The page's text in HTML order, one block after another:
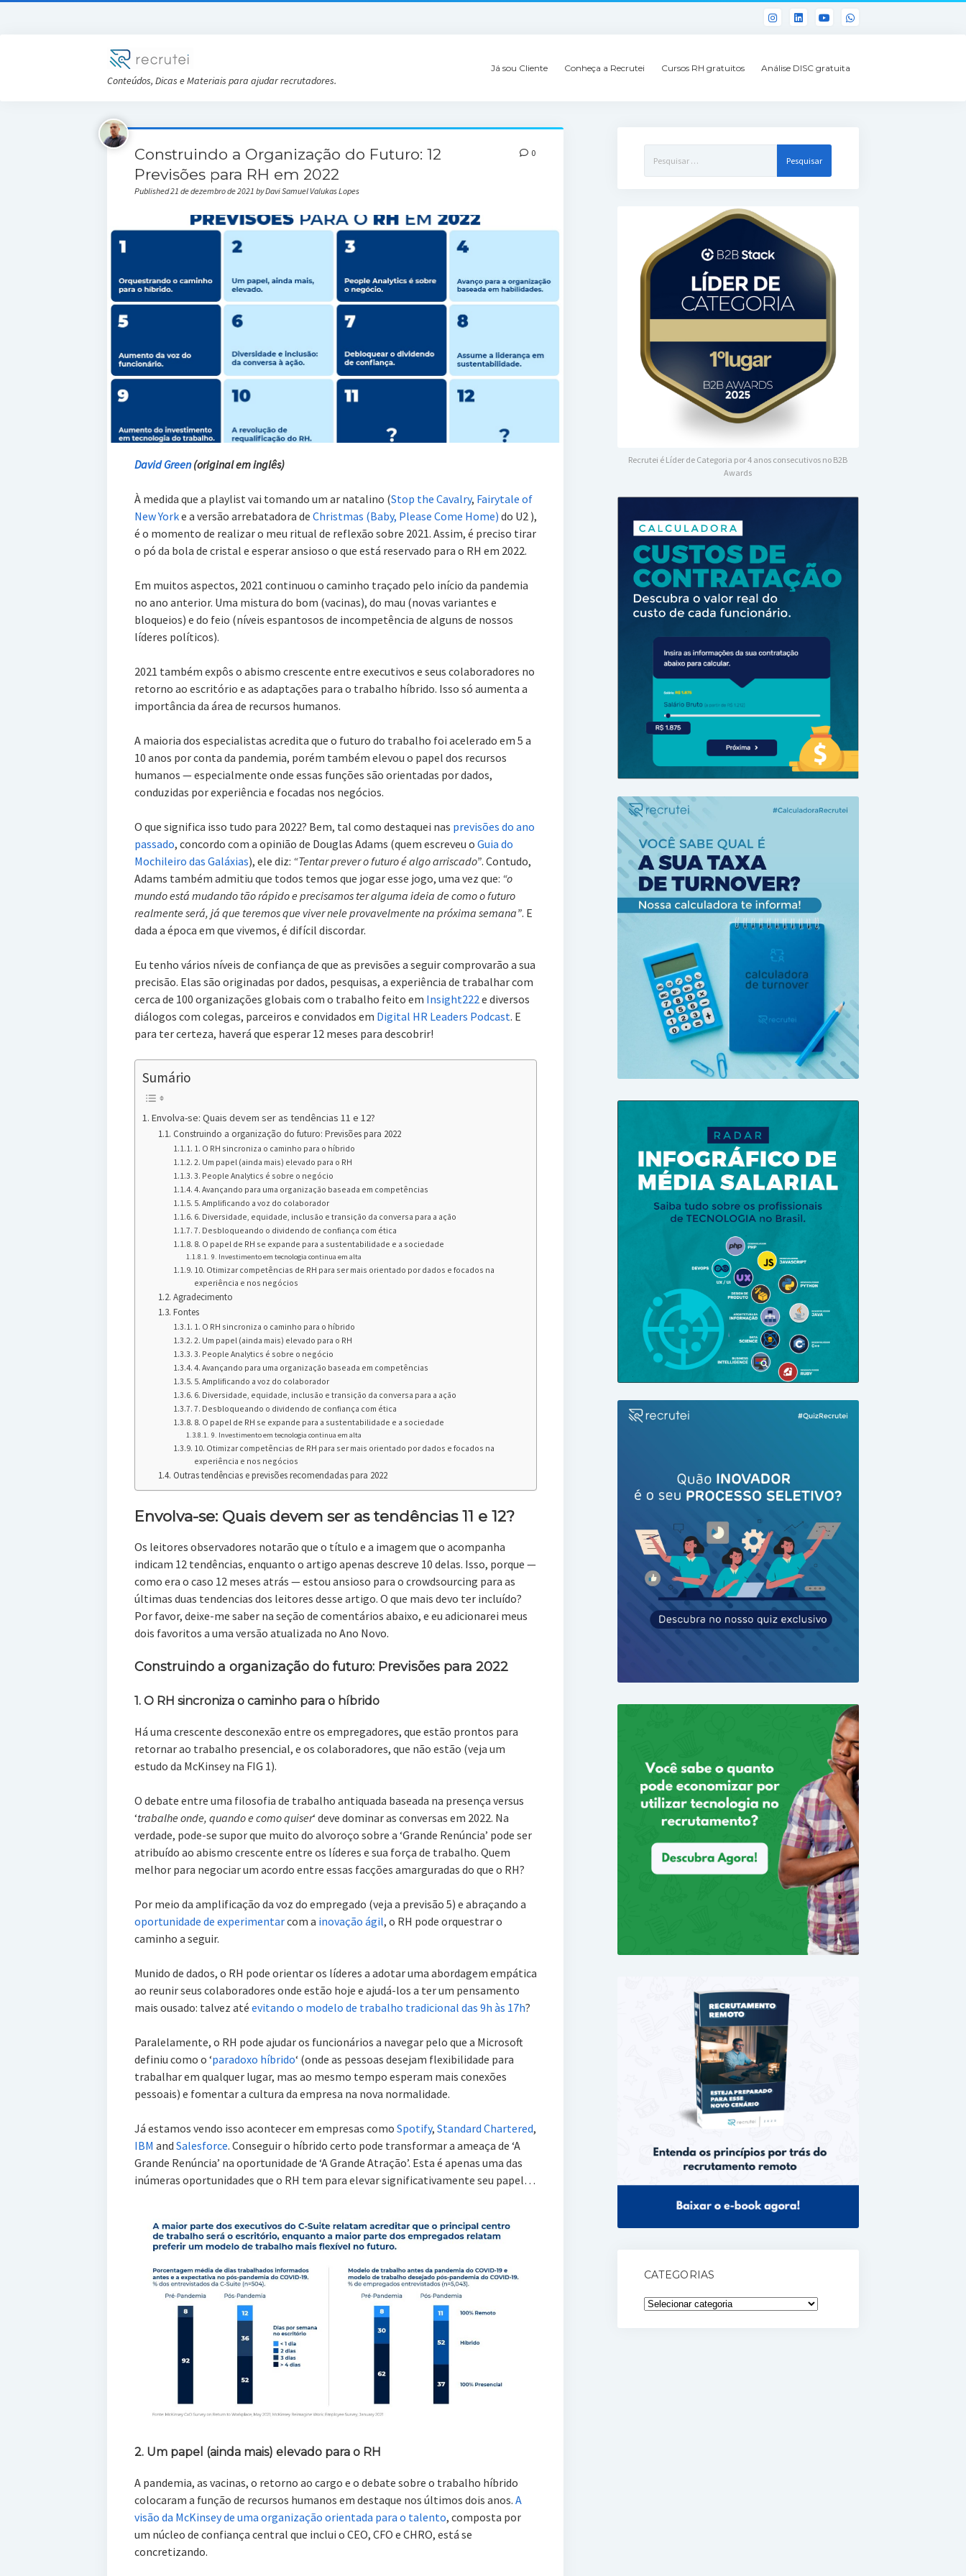
Conteúdos, Dicas e Materiais para ajudar recrutadores.
Já sou Cliente Conheça a Recrutei Cursos RH gratuitos Análise DISC gratuita
Construindo a Organização do Futuro: 12
Previsões para RH em 2022
Published 21 de dezembro de 2021 by Davi Samuel Valukas Lopes
0
David Green(original em inglês)
À medida que a playlist vai tomando um ar natalino (Stop the Cavalry, Fairytale of
New Yorke a versão arrebatadora de Christmas (Baby, Please Come Home) do U2 ),
é o momento de realizar o meu ritual de reflexão sobre 2021. Assim, é preciso tirar
o pó da bola de cristal e esperar ansioso o que está reservado para o RH em 2022.
Em muitos aspectos, 2021 continuou o caminho traçado pelo início da pandemia
no ano anterior. Uma mistura do bom (vacinas), do mau (novas variantes e
bloqueios) e do feio (níveis espantosos de incompetência de alguns de nossos
líderes políticos).
2021 também expôs o abismo crescente entre executivos e seus colaboradores no
retorno ao escritório e as adaptações para o trabalho híbrido. Isso só aumenta a
importância da área de recursos humanos.
A maioria dos especialistas acredita que o futuro do trabalho foi acelerado em 5 a
10 anos por conta da pandemia, porém também elevou o papel dos recursos
humanos — especialmente onde essas funções são orientadas por dados,
conduzidas por experiência e focadas nos negócios.
O que significa isso tudo para 2022? Bem, tal como destaquei nas previsões do ano
passado, concordo com a opinião de Douglas Adams (quem escreveu o Guia do
Mochileiro das Galáxias), ele diz: “Tentar prever o futuro é algo arriscado”. Contudo,
Adams também admitiu que todos temos que jogar esse jogo, uma vez que: “o
mundo está mudando tão rápido e precisamos ter alguma ideia de como o futuro
realmente será, já que teremos que viver nele provavelmente na próxima semana”. E
dada a época em que vivemos, é difícil discordar.
Eu tenho vários níveis de confiança de que as previsões a seguir comprovarão a sua
precisão. Elas são originadas por dados, pesquisas, a experiência de trabalhar com
cerca de 100 organizações globais com o trabalho feito em Insight222e diversos
diálogos com colegas, parceiros e convidados em Digital HR Leaders Podcast. E
para ter certeza, haverá que esperar 12 meses para descobrir!
Sumário
Envolva-se: Quais devem ser as tendências 11 e 12?
Construindo a organização do futuro: Previsões para 2022
1. O RH sincroniza o caminho para o híbrido
2. Um papel (ainda mais) elevado para o RH
3. People Analytics é sobre o negócio
4. Avançando para uma organização baseada em competências
5. Amplificando a voz do colaborador
6. Diversidade, equidade, inclusão e transição da conversa para a ação
7. Desbloqueando o dividendo de confiança com ética
8. O papel de RH se expande para a sustentabilidade e a sociedade
9. Investimento em tecnologia continua em alta
10. Otimizar competências de RH para ser mais orientado por dados e focados na
experiência e nos negócios
Agradecimento
Fontes
1. O RH sincroniza o caminho para o híbrido
2. Um papel (ainda mais) elevado para o RH
3. People Analytics é sobre o negócio
4. Avançando para uma organização baseada em competências
5. Amplificando a voz do colaborador
6. Diversidade, equidade, inclusão e transição da conversa para a ação
7. Desbloqueando o dividendo de confiança com ética
8. O papel de RH se expande para a sustentabilidade e a sociedade
9. Investimento em tecnologia continua em alta
10. Otimizar competências de RH para ser mais orientado por dados e focados na
experiência e nos negócios
Outras tendências e previsões recomendadas para 2022
Envolva-se: Quais devem ser as tendências 11 e 12?
Os leitores observadores notarão que o título e a imagem que o acompanha
indicam 12 tendências, enquanto o artigo apenas descreve 10 delas. Isso, porque —
como era o caso 12 meses atrás — estou ansioso para o crowdsourcing para as
últimas duas tendencias dos leitores desse artigo. O que mais devo ter incluído?
Por favor, deixe-me saber na seção de comentários abaixo, e eu adicionarei meus
dois favoritos a uma versão atualizada no Ano Novo.
Construindo a organização do futuro: Previsões para 2022
1. O RH sincroniza o caminho para o híbrido
Há uma crescente desconexão entre os empregadores, que estão prontos para
retornar ao trabalho presencial, e os colaboradores, que não estão (veja um
estudo da McKinsey na FIG 1).
O debate entre uma filosofia de trabalho antiquada baseada na presença versus
‘trabalhe onde, quando e como quiser‘ deve dominar as conversas em 2022. Na
verdade, pode-se supor que muito do alvoroço sobre a ‘Grande Renúncia’ pode ser
atribuído ao abismo crescente entre os líderes e sua força de trabalho. Quem
melhor para negociar um acordo entre essas facções amarguradas do que o RH?
Por meio da amplificação da voz do empregado (veja a previsão 5) e abraçando a
oportunidade de experimentarcom a inovação ágil, o RH pode orquestrar o
caminho a seguir.
Munido de dados, o RH pode orientar os líderes a adotar uma abordagem empática
ao reunir seus colaboradores onde estão hoje e ajudá-los a ter um pensamento
mais ousado: talvez até evitando o modelo de trabalho tradicional das 9h às 17h?
Paralelamente, o RH pode ajudar os funcionários a navegar pelo que a Microsoft
definiu como o ‘paradoxo híbrido‘ (onde as pessoas desejam flexibilidade para
trabalhar em qualquer lugar, mas ao mesmo tempo esperam mais conexões
pessoais) e fomentar a cultura da empresa na nova normalidade.
Já estamos vendo isso acontecer em empresas como Spotify, Standard Chartered,
IBM and Salesforce. Conseguir o híbrido certo pode transformar a ameaça de ‘A
Grande Renúncia’ na oportunidade de ‘A Grande Atração’. Esta é apenas uma das
inúmeras oportunidades que o RH tem para elevar significativamente seu papel…
2. Um papel (ainda mais) elevado para o RH
A pandemia, as vacinas, o retorno ao cargo e o debate sobre o trabalho híbrido
colocaram a função de recursos humanos em destaque nos últimos dois anos. A
visão da McKinsey de uma organização orientada para o talento, composta por
um núcleo de confiança central que inclui o CEO, CFO e CHRO, está se
concretizando.
por:
Recrutei é Líder de Categoria por 4 anos consecutivos no B2B
Awards
CATEGORIAS
Categorias